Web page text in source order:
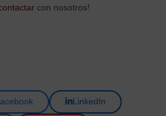
con nosotros!
LinkedIn